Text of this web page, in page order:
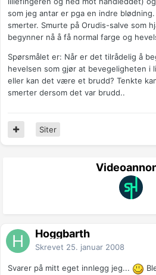
som jeg antar er pga en indre
smerter. Smurte på Orudis-salve som
begynner nå å få normal farge og
Spørsmålet er: Når er det tilrådelig å
hevelsen som gjør at bevegeligheten i
eller kan det være et brudd? Tenkte
smerter dersom det var brudd..
Siter
Hoggbarth
Skrevet 25. januar 2008
Svarer på mitt eget innlegg jeg...